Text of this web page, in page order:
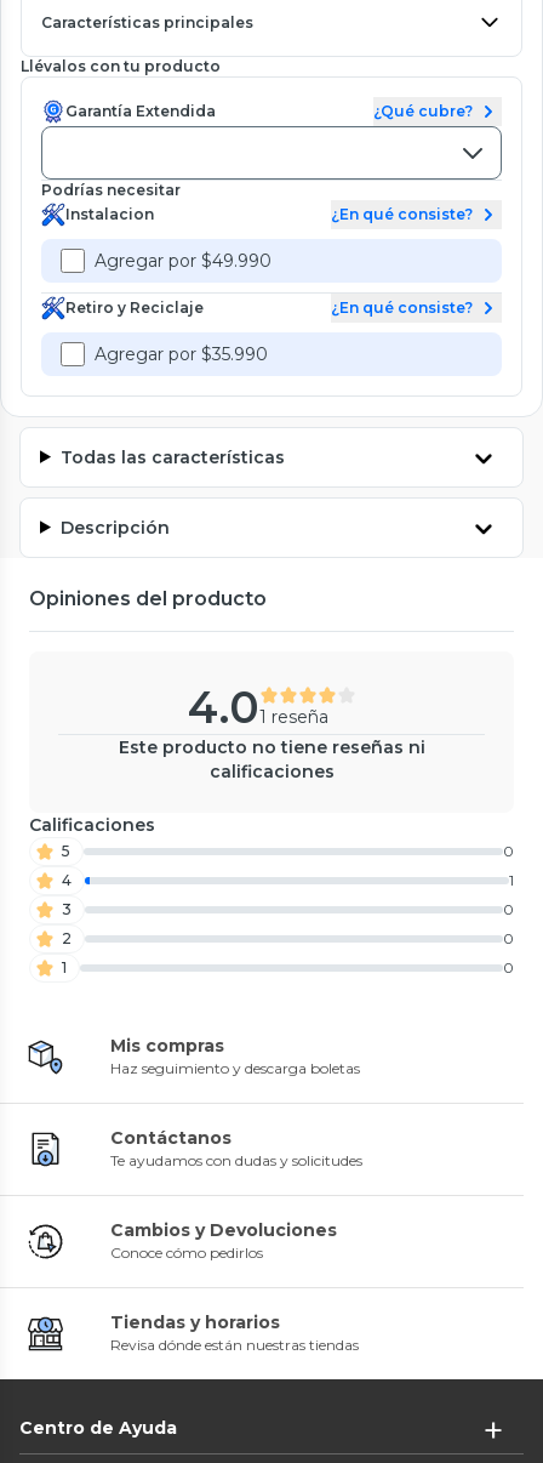
Características principales
Llévalos con tu producto
Garantía Extendida ¿Qué cubre?
Podrías necesitar
Instalacion
¿En qué consiste?
Agregar por $49.990
Retiro y Reciclaje ¿En qué consiste?
Agregar por $35.990
Todas las características
Descripción
Opiniones del producto
4.01 reseña
Este producto no tiene reseñas ni
calificaciones
Calificaciones
5
0
4
1
3
0
2
0
1
0
Mis compras
Haz seguimiento y descarga boletas
Contáctanos
Te ayudamos con dudas y solicitudes
Cambios y Devoluciones
Conoce cómo pedirlos
Tiendas y horarios
Revisa dónde están nuestras tiendas
Centro de Ayuda